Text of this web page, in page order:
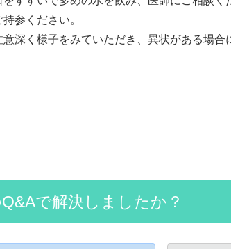
参ください。
深く様子をみていただき、異状がある場合
で解決しましたか？